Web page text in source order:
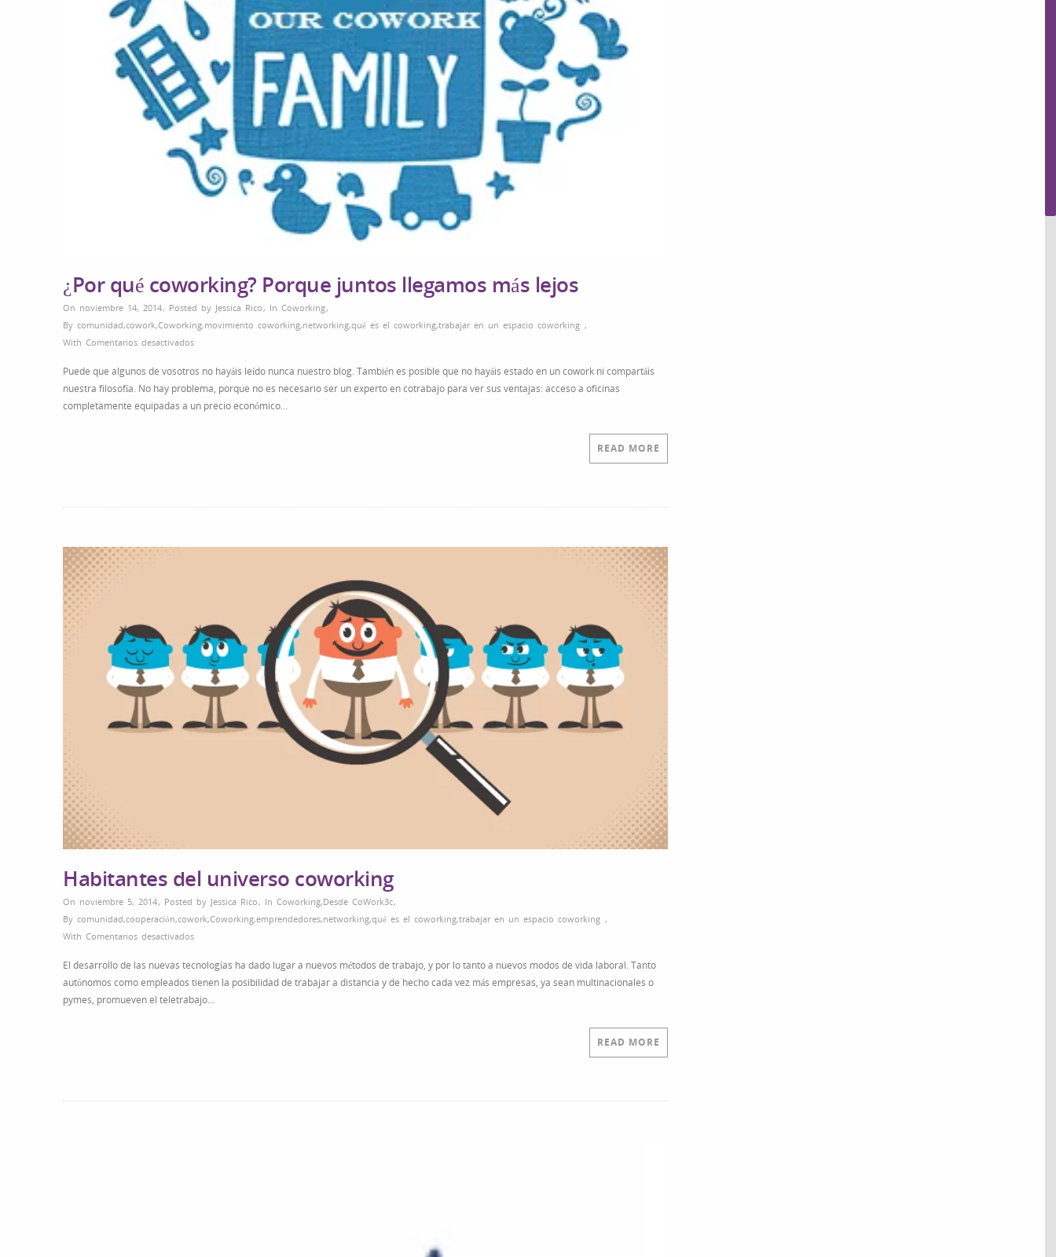
¿Por qué coworking? Porque juntos llegamos más lejos
On noviembre 14, 2014, Posted by Jessica Rico , In Coworking,
By comunidad,cowork,Coworking,movimiento coworking,networking,qué es el coworking,trabajar en un espacio coworking ,
With Comentarios desactivadosen
qué
coworking?
Porque
Puede que algunos de vosotros no hayáis leído nunca nuestro blog. También es posible que no hayáis estado en un cowork ni compartáis
nuestra filosofía. No hay problema, porque no es necesario ser un experto en cotrabajo para ver sus ventajas: acceso a oficinas
completamente equipadas a un precio económico…
READ MORE
Habitantes del universo coworking
On noviembre 5, 2014, Posted by Jessica Rico , In Coworking,Desde CoWork3c,
By comunidad,cooperación,cowork,Coworking,emprendedores,networking,qué es el coworking,trabajar en un espacio coworking ,
With Comentarios desactivadosen
del
universo
coworking
El desarrollo de las nuevas tecnologías ha dado lugar a nuevos métodos de trabajo, y por lo tanto a nuevos modos de vida laboral. Tanto
autónomos como empleados tienen la posibilidad de trabajar a distancia y de hecho cada vez más empresas, ya sean multinacionales o
pymes, promueven el teletrabajo…
READ MORE